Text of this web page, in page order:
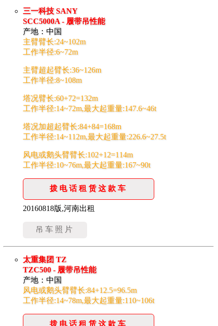
三一科技 SANY
SCC5000A - 履带吊性能
产地：中国
主臂臂长:24~102m
工作半径:6~72m
主臂超起臂长:36~126m
工作半径:8~108m
塔况臂长:60+72=132m
工作半径:14~72m,最大起重量:147.6~46t
塔况加超起臂长:84+84=168m
工作半径:14~112m,最大起重量:226.6~27.5t
风电或鹅头臂臂长:102+12=114m
工作半径:10~76m,最大起重量:167~90t
拨电话租赁这款车
20160818版,河南出租
吊车照片
太重集团 TZ
TZC500 - 履带吊性能
产地：中国
风电或鹅头臂臂长:84+12.5=96.5m
工作半径:14~78m,最大起重量:110~106t
拨电话租赁这款车